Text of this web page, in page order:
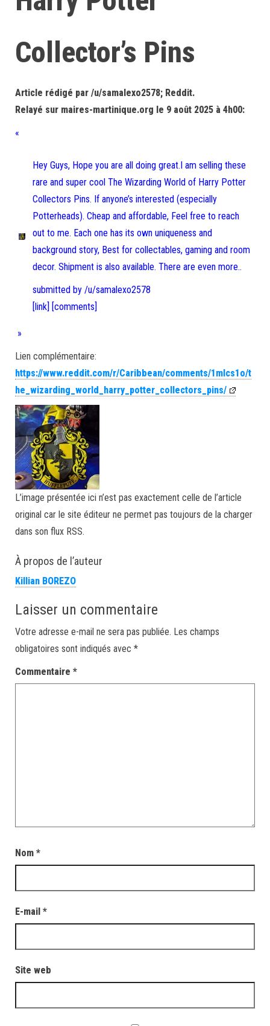
Collector’s Pins
Article rédigé par /u/samalexo2578; Reddit.
Relayé sur maires-martinique.org le 9 août 2025 à 4h00:
«
Hey Guys, Hope you are all doing great.I am selling these
rare and super cool The Wizarding World of Harry Potter
Collectors Pins. If anyone’s interested (especially
Potterheads). Cheap and affordable, Feel free to reach
out to me. Each one has its own uniqueness and
background story, Best for collectables, gaming and room
decor. Shipment is also available. There are even more..
submitted by /u/samalexo2578
[link] [comments]
»
Lien complémentaire:
https://www.reddit.com/r/Caribbean/comments/1mlcs1o/t
he_wizarding_world_harry_potter_collectors_pins/
L’image présentée ici n’est pas exactement celle de l’article
original car le site éditeur ne permet pas toujours de la charger
dans son flux RSS.
À propos de l’auteur
Killian BOREZO
Laisser un commentaire
Votre adresse e-mail ne sera pas publiée. Les champs
obligatoires sont indiqués avec *
Commentaire *
Nom *
E-mail *
Site web